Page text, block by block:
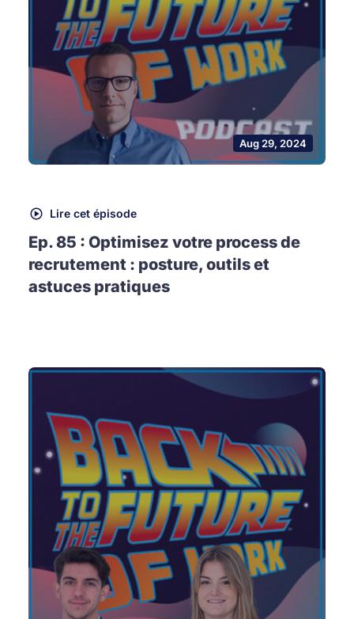
Aug 29, 2024
Lire cet épisode
Ep. 85 : Optimisez votre process de
recrutement : posture, outils et
astuces pratiques